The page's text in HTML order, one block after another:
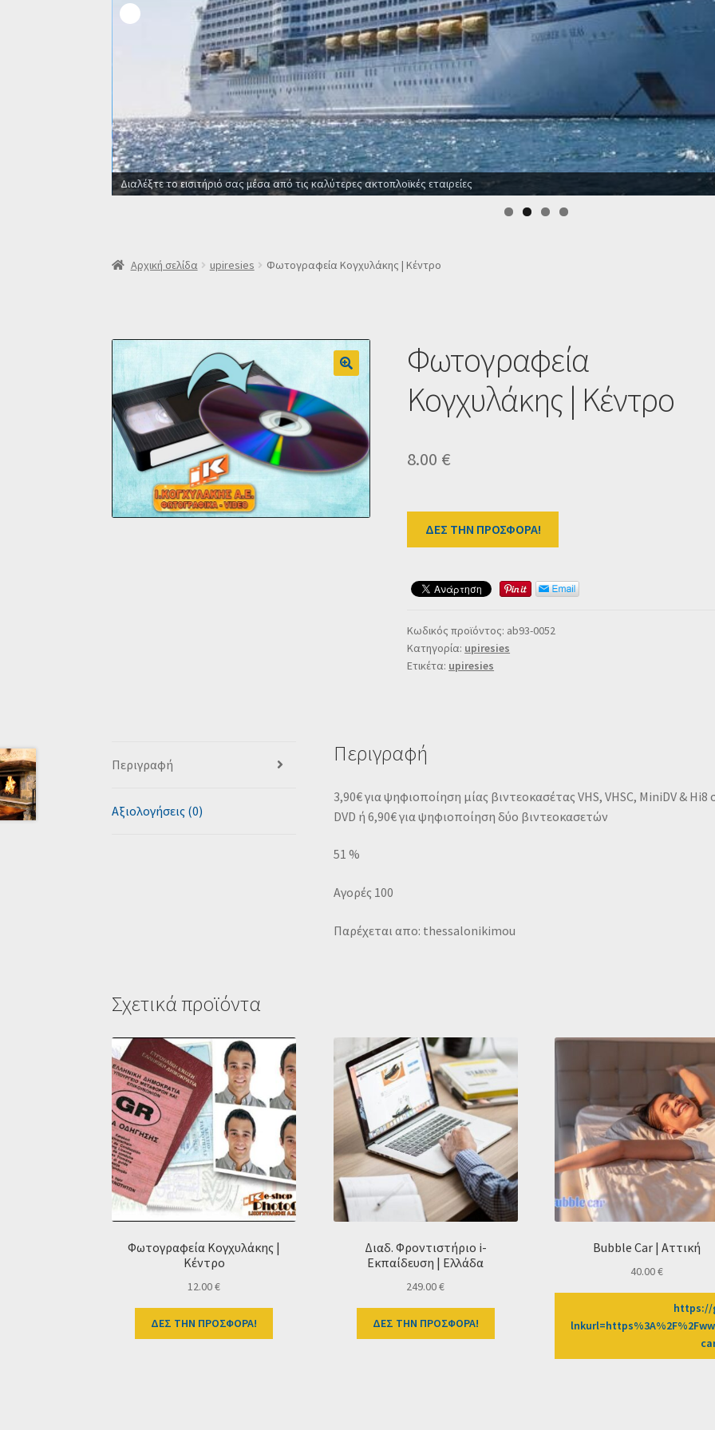
Οι καλύτερες προσφορές σε ξενοδοχεία για όλο το χρόνο
Αρχική σελίδα upiresies Φωτογραφεία Κογχυλάκης | Κέντρο
Φωτογραφεία
Κογχυλάκης | Κέντρο
8.00 €
ΔΕΣ ΤΗΝ ΠΡΟΣΦΟΡΑ!
Κωδικός προϊόντος: ab93-0052
Κατηγορία: upiresies
Ετικέτα: upiresies
Περιγραφή
Αξιολογήσεις (0)
Περιγραφή
3,90€ για ψηφιοποίηση μίας βιντεοκασέτας VHS, VHSC, MiniDV & Hi8
DVD ή 6,90€ για ψηφιοποίηση δύο βιντεοκασετών
51 %
Αγορές 100
Παρέχεται απο: thessalonikimou
Σχετικά προϊόντα
Φωτογραφεία Κογχυλάκης |
Κέντρο
12.00€
ΔΕΣ ΤΗΝ ΠΡΟΣΦΟΡΑ!
Διαδ. Φροντιστήριο i-
Εκπαίδευση | Ελλάδα
249.00€
ΔΕΣ ΤΗΝ ΠΡΟΣΦΟΡΑ!
Bubble Car | Αττική
40.00€
https://